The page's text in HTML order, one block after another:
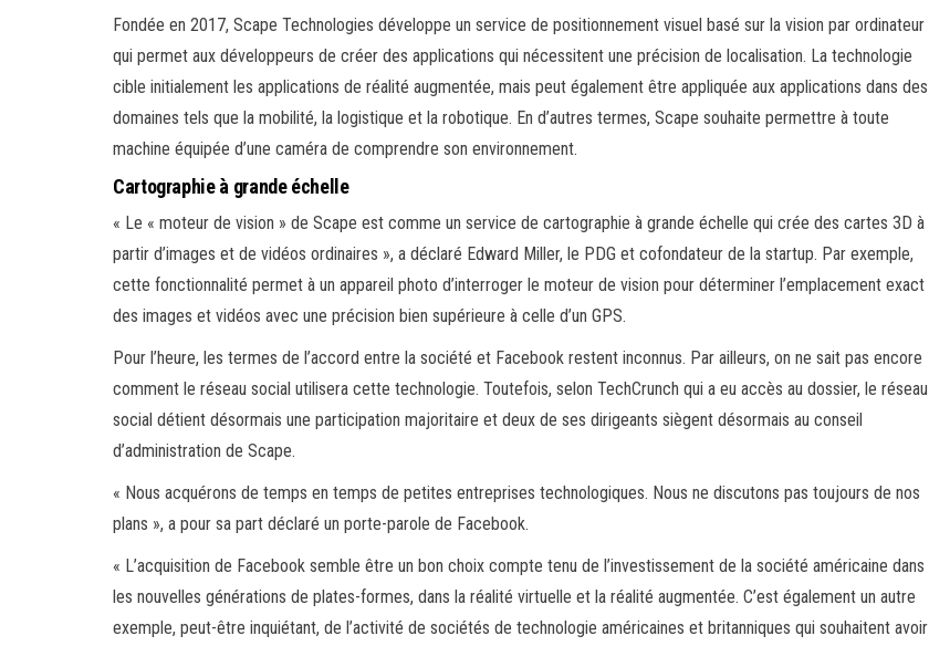
Fondée en 2017, Scape Technologies développe un service de positionnement visuel basé sur la vision par ordinateur
qui permet aux développeurs de créer des applications qui nécessitent une précision de localisation. La technologie
cible initialement les applications de réalité augmentée, mais peut également être appliquée aux applications dans des
domaines tels que la mobilité, la logistique et la robotique. En d’autres termes, Scape souhaite permettre à toute
machine équipée d’une caméra de comprendre son environnement.
Cartographie à grande échelle
« Le « moteur de vision » de Scape est comme un service de cartographie à grande échelle qui crée des cartes 3D à
partir d’images et de vidéos ordinaires », a déclaré Edward Miller, le PDG et cofondateur de la startup. Par exemple,
cette fonctionnalité permet à un appareil photo d’interroger le moteur de vision pour déterminer l’emplacement exact
des images et vidéos avec une précision bien supérieure à celle d’un GPS.
Pour l’heure, les termes de l’accord entre la société et Facebook restent inconnus. Par ailleurs, on ne sait pas encore
comment le réseau social utilisera cette technologie. Toutefois, selon TechCrunch qui a eu accès au dossier, le réseau
social détient désormais une participation majoritaire et deux de ses dirigeants siègent désormais au conseil
d’administration de Scape.
« Nous acquérons de temps en temps de petites entreprises technologiques. Nous ne discutons pas toujours de nos
plans », a pour sa part déclaré un porte-parole de Facebook.
« L’acquisition de Facebook semble être un bon choix compte tenu de l’investissement de la société américaine dans
les nouvelles générations de plates-formes, dans la réalité virtuelle et la réalité augmentée. C’est également un autre
exemple, peut-être inquiétant, de l’activité de sociétés de technologie américaines et britanniques qui souhaitent avoir